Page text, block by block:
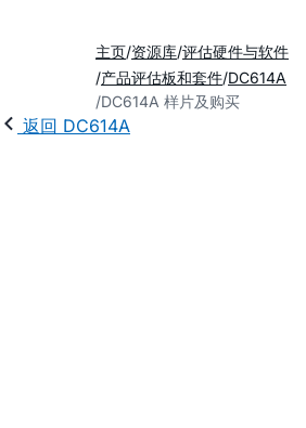
主页 资源库 评估硬件与软件
产品评估板和套件 DC614A
DC614A 样片及购买
返回 DC614A